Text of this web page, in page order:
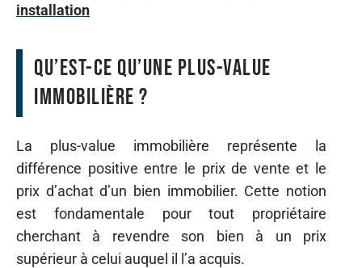
installation
Qu’est-ce qu’une plus-value
immobilière ?
La plus-value immobilière représente la
différence positive entre le prix de vente et le
prix d’achat d’un bien immobilier. Cette notion
est fondamentale pour tout propriétaire
cherchant à revendre son bien à un prix
supérieur à celui auquel il l’a acquis.